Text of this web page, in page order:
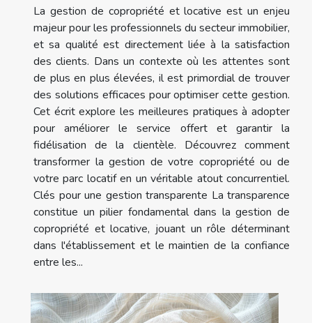
La gestion de copropriété et locative est un enjeu
majeur pour les professionnels du secteur immobilier,
et sa qualité est directement liée à la satisfaction
des clients. Dans un contexte où les attentes sont
de plus en plus élevées, il est primordial de trouver
des solutions efficaces pour optimiser cette gestion.
Cet écrit explore les meilleures pratiques à adopter
pour améliorer le service offert et garantir la
fidélisation de la clientèle. Découvrez comment
transformer la gestion de votre copropriété ou de
votre parc locatif en un véritable atout concurrentiel.
Clés pour une gestion transparente La transparence
constitue un pilier fondamental dans la gestion de
copropriété et locative, jouant un rôle déterminant
dans l'établissement et le maintien de la confiance
entre les...